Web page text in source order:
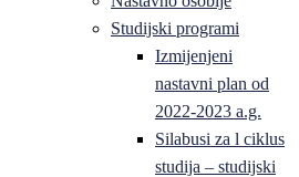
Studijski programi
Izmijenjeni
nastavni plan od
2022-2023 a.g.
Silabusi za l ciklus
studija – studijski